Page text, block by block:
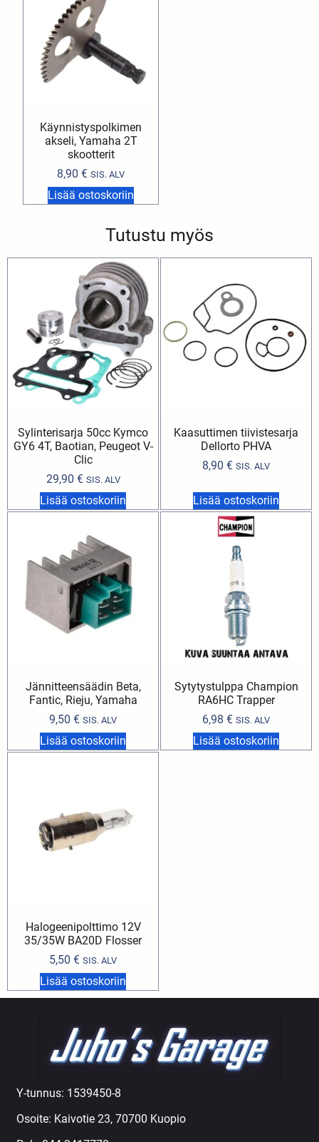
Käynnistyspolkimen
akseli, Yamaha 2T
skootterit
8,90€ SIS. ALV
Lisää ostoskoriin
Tutustu myös
Sylinterisarja 50cc Kymco
GY6 4T, Baotian, Peugeot V-
Clic
29,90 € SIS. ALV
Lisää ostoskoriin
Kaasuttimen tiivistesarja
Dellorto PHVA
8,90 € SIS. ALV
Lisää ostoskoriin
Jännitteensäädin Beta,
Fantic, Rieju, Yamaha
9,50 € SIS. ALV
Lisää ostoskoriin
Sytytystulppa Champion
RA6HC Trapper
6,98 € SIS. ALV
Lisää ostoskoriin
Halogeenipolttimo 12V
35/35W BA20D Flosser
5,50 € SIS. ALV
Lisää ostoskoriin
Y-tunnus: 1539450-8
Osoite: Kaivotie 23, 70700 Kuopio